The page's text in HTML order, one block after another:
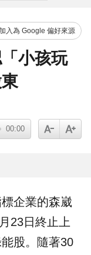
入為 Google 偏好來源
小孩玩
00:00
企業的森崴
23日終止上
股。隨著30